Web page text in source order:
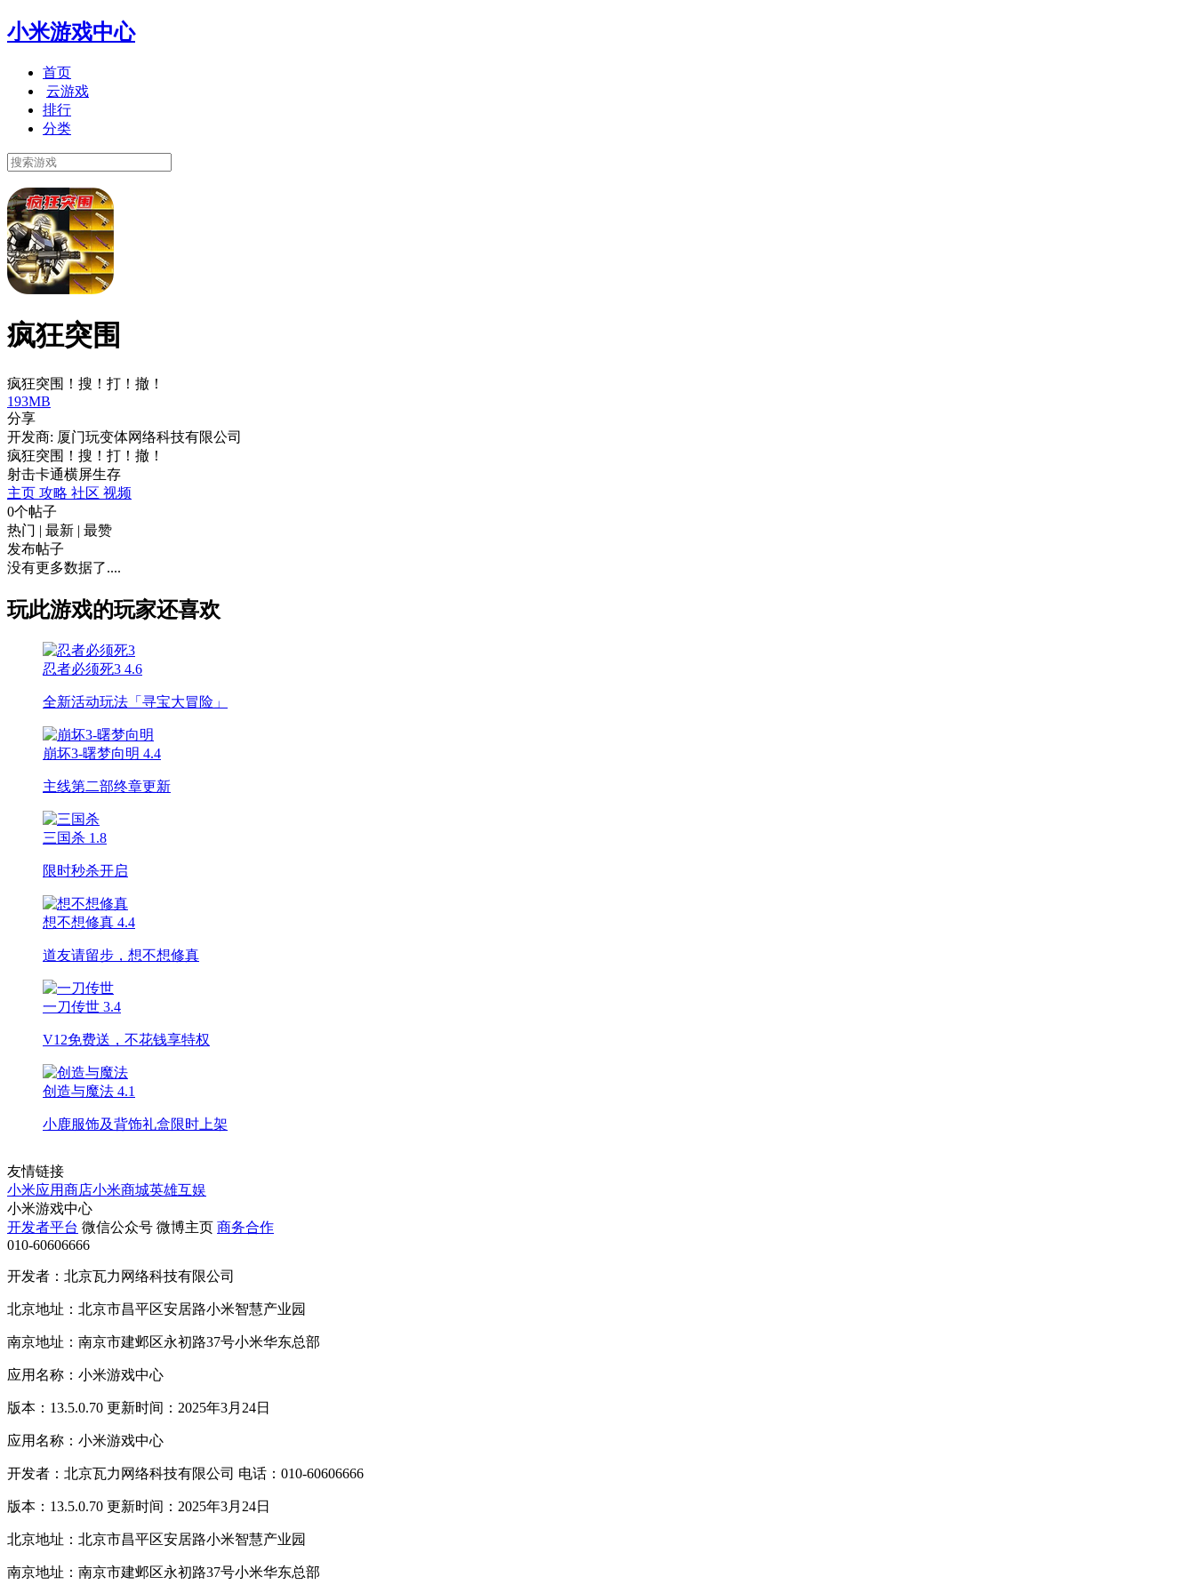
小米游戏中心
首页
云游戏
排行
分类
疯狂突围
疯狂突围！搜！打！撤！
193MB
分享
开发商: 厦门玩变体网络科技有限公司
疯狂突围！搜！打！撤！
射击卡通横屏生存
主页 攻略 社区 视频
0个帖子
热门 | 最新 | 最赞
发布帖子
没有更多数据了....
玩此游戏的玩家还喜欢
忍者必须死3 4.6
全新活动玩法「寻宝大冒险」
崩坏3-曙梦向明 4.4
主线第二部终章更新
三国杀 1.8
限时秒杀开启
想不想修真 4.4
道友请留步，想不想修真
一刀传世 3.4
V12免费送，不花钱享特权
创造与魔法 4.1
小鹿服饰及背饰礼盒限时上架
友情链接
小米应用商店小米商城英雄互娱
小米游戏中心
开发者平台 微信公众号 微博主页 商务合作
010-60606666
开发者：北京瓦力网络科技有限公司
北京地址：北京市昌平区安居路小米智慧产业园
南京地址：南京市建邺区永初路37号小米华东总部
应用名称：小米游戏中心
版本：13.5.0.70 更新时间：2025年3月24日
应用名称：小米游戏中心
开发者：北京瓦力网络科技有限公司 电话：010-60606666
版本：13.5.0.70 更新时间：2025年3月24日
北京地址：北京市昌平区安居路小米智慧产业园
南京地址：南京市建邺区永初路37号小米华东总部